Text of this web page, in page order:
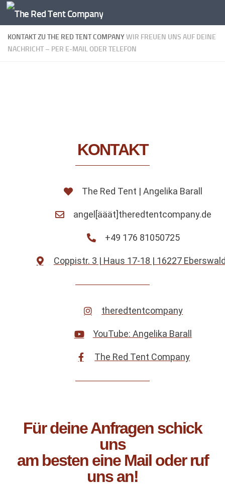
Zum Inhalt springen
KONTAKT ZU THE RED TENT COMPANYWIR FREUEN UNS AUF DEINE
NACHRICHT – PER E-MAIL ODER TELEFON
KONTAKT
The Red Tent | Angelika Barall
angel[ääät]theredtentcompany.de
+49 176 81050725
Coppistr. 3 | Haus 17-18 | 16227
theredtentcompany
YouTube: Angelika Barall
The Red Tent Company
Für deine Anfragen schick
uns
am besten eine Mail oder ruf
uns an!